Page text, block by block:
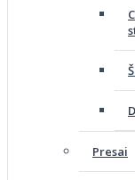
Presai